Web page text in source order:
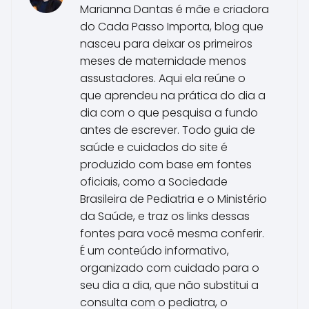
Marianna Dantas é mãe e criadora
do Cada Passo Importa, blog que
nasceu para deixar os primeiros
meses de maternidade menos
assustadores. Aqui ela reúne o
que aprendeu na prática do dia a
dia com o que pesquisa a fundo
antes de escrever. Todo guia de
saúde e cuidados do site é
produzido com base em fontes
oficiais, como a Sociedade
Brasileira de Pediatria e o Ministério
da Saúde, e traz os links dessas
fontes para você mesma conferir.
É um conteúdo informativo,
organizado com cuidado para o
seu dia a dia, que não substitui a
consulta com o pediatra, o